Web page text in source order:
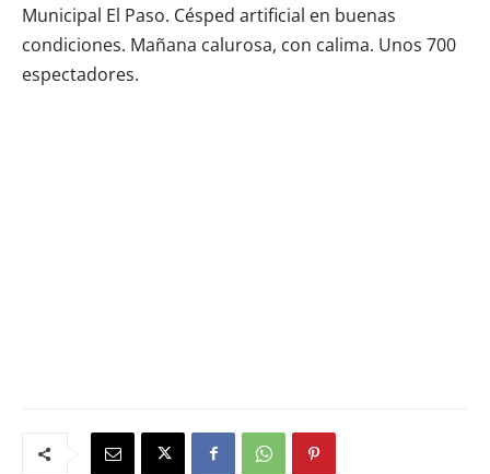
Municipal El Paso. Césped artificial en buenas
condiciones. Mañana calurosa, con calima. Unos 700
espectadores.